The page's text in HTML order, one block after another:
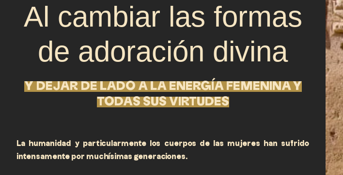
Al cambiar las formas
de adoración divina
Y DEJAR DE LADO A LA ENERGÍA FEMENINA Y
TODAS SUS VIRTUDES
La humanidad y particularmente los cuerpos de las mujeres han sufrido
intensamente por muchísimas generaciones.